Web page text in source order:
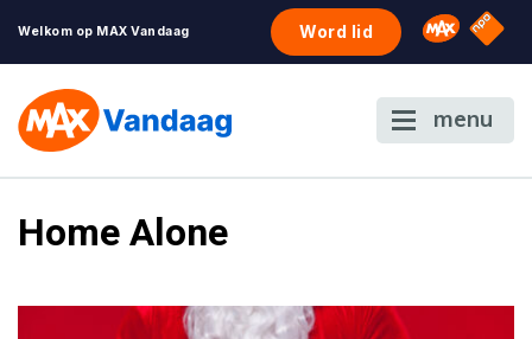
Welkom op MAX Vandaag Word lid Omroep
NPO
menu
Home Alone